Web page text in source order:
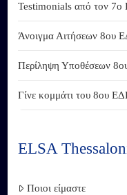
Testimonials από τον
Άνοιγμα Αιτήσεων 8ου
Περίληψη Υποθέσεων
Γίνε κομμάτι του 8ου
ELSA
Ποιοι είμαστε